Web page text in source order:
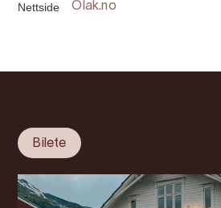
Nettside Olak.no
Bilete